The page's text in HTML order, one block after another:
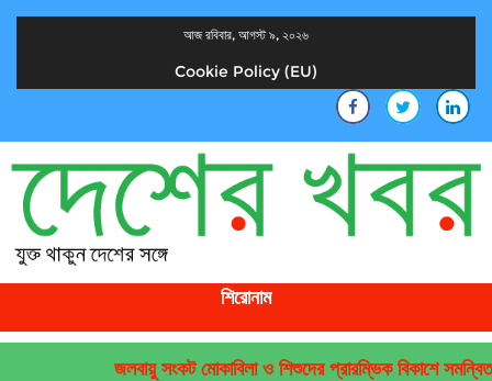
আজ রবিবার, আগস্ট ৯, ২০২৬
Cookie Policy (EU)
শিরোনাম
জলবায়ু সংকট মোকাবিলা ও শিশুদের প্রারম্ভিক বিকাশে